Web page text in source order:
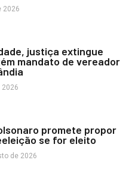
2026
justiça extingue
mandato de vereador
promete propor
se for eleito
de 2026